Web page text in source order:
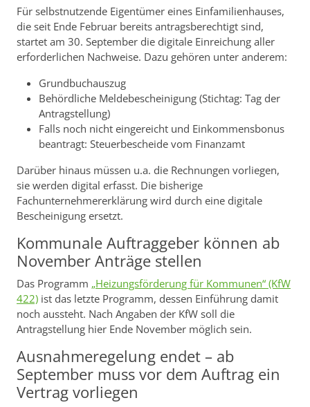
Für selbstnutzende Eigentümer eines Einfamilienhauses,
die seit Ende Februar bereits antragsberechtigt sind,
startet am 30. September die digitale Einreichung aller
erforderlichen Nachweise. Dazu gehören unter anderem:
Grundbuchauszug
Behördliche Meldebescheinigung (Stichtag: Tag der
Antragstellung)
Falls noch nicht eingereicht und Einkommensbonus
beantragt: Steuerbescheide vom Finanzamt
Darüber hinaus müssen u.a. die Rechnungen vorliegen,
sie werden digital erfasst. Die bisherige
Fachunternehmererklärung wird durch eine digitale
Bescheinigung ersetzt.
Kommunale Auftraggeber können ab
November Anträge stellen
Das Programm „Heizungsförderung für Kommunen“ (KfW
422) ist das letzte Programm, dessen Einführung damit
noch aussteht. Nach Angaben der KfW soll die
Antragstellung hier Ende November möglich sein.
Ausnahmeregelung endet – ab
September muss vor dem Auftrag ein
Vertrag vorliegen